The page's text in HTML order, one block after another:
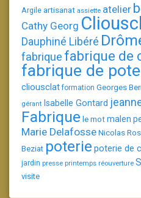
Argile artisanat assiette atelier
Cathy Georg
Dauphiné Libéré
fabrique fabrique de
fabrique de
cliousclat formation Georges
gérant Isabelle Gontard
Fabrique le motmalen
Marie DelafosseNicolas
Beziat poterie poterie de
jardin presse printemps réouverture
visite